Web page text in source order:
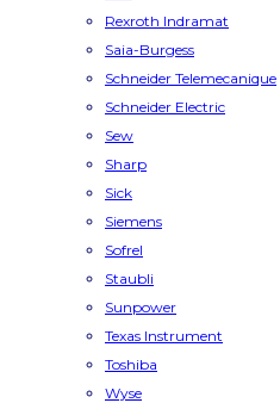
Rexroth Indramat
Saia-Burgess
Schneider Telemecanique
Schneider Electric
Sew
Sharp
Sick
Siemens
Sofrel
Staubli
Sunpower
Texas Instrument
Toshiba
Wyse